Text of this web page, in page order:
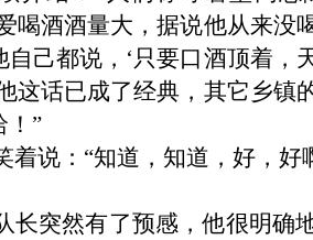
喝酒酒量大，据说他从来没
自己都说，‘只要口酒顶着，
这话已成了经典，其它乡镇
！”
着说：“知道，知道，好，好
长突然有了预感，他很明确